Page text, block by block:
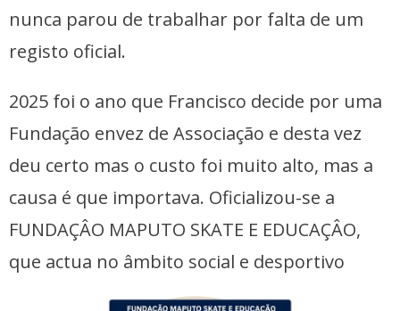
nunca parou de trabalhar por falta de um
registo oficial.
2025 foi o ano que Francisco decide por uma
Fundação envez de Associação e desta vez
deu certo mas o custo foi muito alto, mas a
causa é que importava. Oficializou-se a
FUNDAÇÂO MAPUTO SKATE E EDUCAÇÂO,
que actua no âmbito social e desportivo